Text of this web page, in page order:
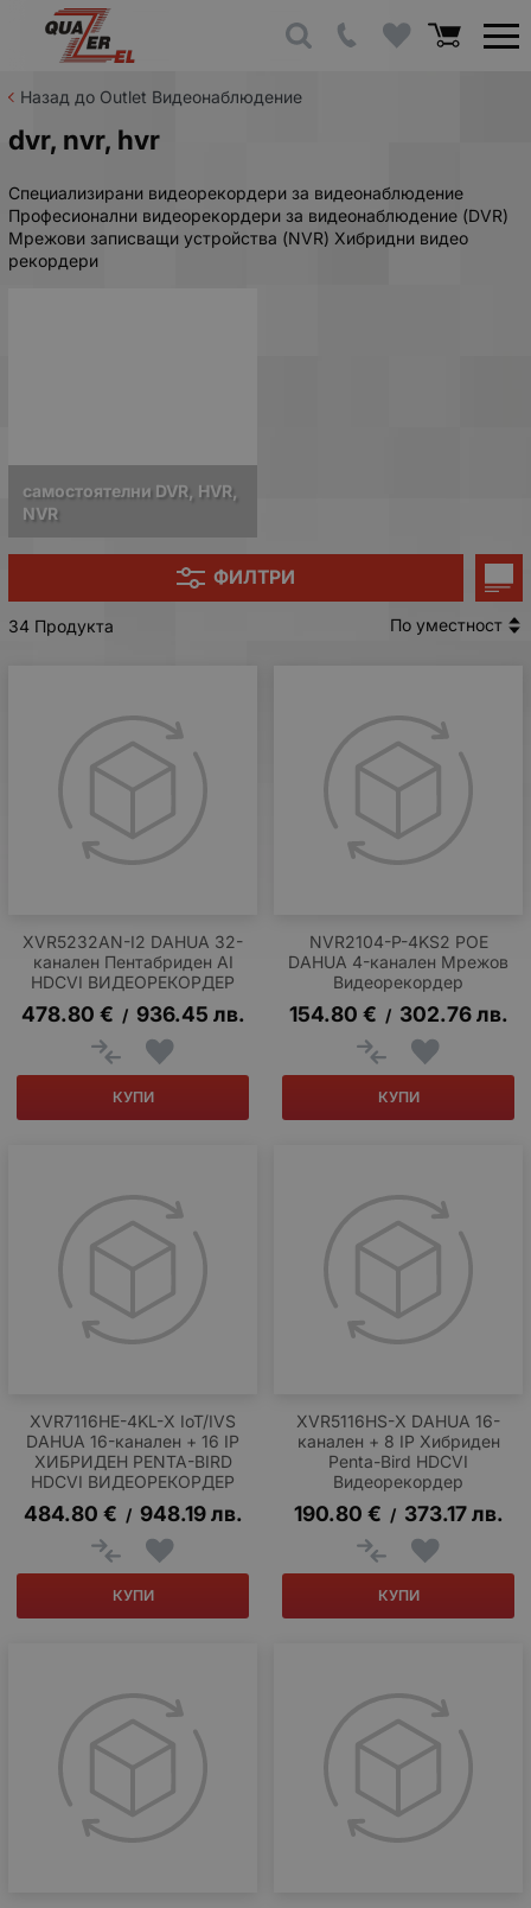
Назад до Outlet Видеонаблюдение
dvr, nvr, hvr
Специализирани видеорекордери за видеонаблюдение
Професионални видеорекордери за видеонаблюдение (DVR)
Мрежови записващи устройства (NVR) Хибридни видео
рекордери
самостоятелни DVR, HVR,
NVR
ФИЛТРИ
34 Продукта По уместност
XVR5232AN-I2 DAHUA 32-
канален Пентабриден AI
HDCVI ВИДЕОРЕКОРДЕР
478.80 € / 936.45 лв.
КУПИ
NVR2104-P-4KS2 POE
DAHUA 4-канален Мрежов
Видеорекордер
154.80 € / 302.76 лв.
КУПИ
XVR7116HE-4KL-X IoT/IVS
DAHUA 16-канален + 16 IP
ХИБРИДЕН PENTA-BIRD
HDCVI ВИДЕОРЕКОРДЕР
484.80 € / 948.19 лв.
КУПИ
XVR5116HS-X DAHUA 16-
канален + 8 IP Хибриден
Penta-Bird HDCVI
Видеорекордер
190.80 € / 373.17 лв.
КУПИ